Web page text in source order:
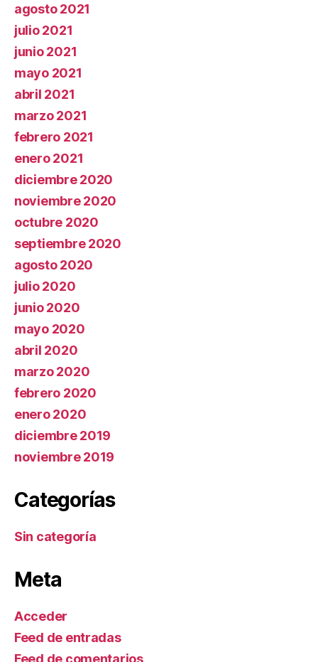
agosto 2021
julio 2021
junio 2021
mayo 2021
abril 2021
marzo 2021
febrero 2021
enero 2021
diciembre 2020
noviembre 2020
octubre 2020
septiembre 2020
agosto 2020
julio 2020
junio 2020
mayo 2020
abril 2020
marzo 2020
febrero 2020
enero 2020
diciembre 2019
noviembre 2019
Categorías
Sin categoría
Meta
Acceder
Feed de entradas
Feed de comentarios